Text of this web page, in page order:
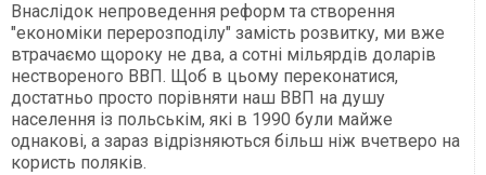
Внаслідок непроведення реформ та створення
"економіки перерозподілу" замість розвитку, ми вже
втрачаємо щороку не два, а сотні мільярдів доларів
нествореного ВВП. Щоб в цьому переконатися,
достатньо просто порівняти наш ВВП на душу
населення із польськім, які в 1990 були майже
однакові, а зараз відрізняються більш ніж вчетверо на
користь поляків.